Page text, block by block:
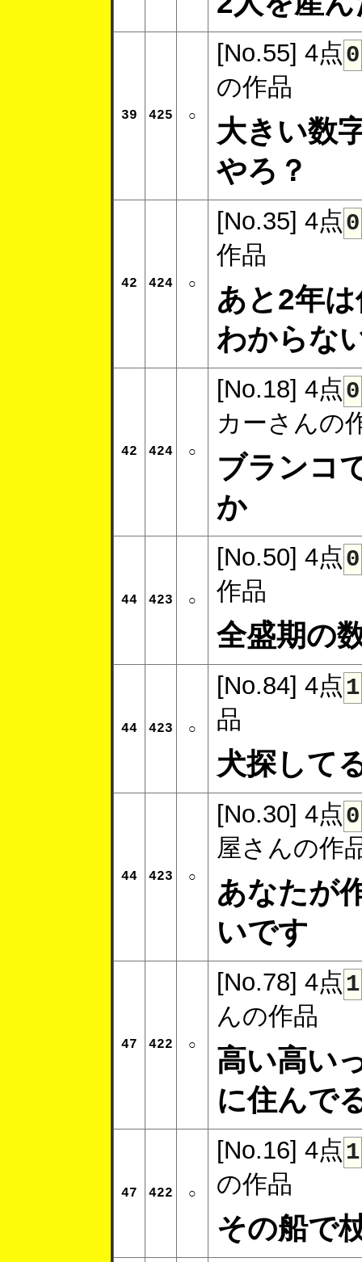
39 425 ○
[No.55] 4点 0
の作品
大きい数
やろ？
42 424 ○
[No.35] 4点 0
作品
あと2年
わからな
42 424 ○
[No.18] 4点 0
カーさんの
ブランコ
か
44 423 ○
[No.50] 4点 0
作品
全盛期の
44 423 ○
[No.84] 4点 1
品
犬探して
44 423 ○
[No.30] 4点 0
屋さんの作
あなたが
いです
47 422 ○
[No.78] 4点 1
んの作品
高い高い
に住んで
47 422 ○
[No.16] 4点 1
の作品
その船で